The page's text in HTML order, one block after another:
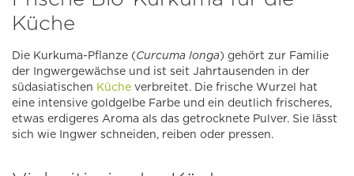
Küche
Die Kurkuma-Pflanze (Curcuma longa) gehört zur Familie
der Ingwergewächse und ist seit Jahrtausenden in der
südasiatischen Küche verbreitet. Die frische Wurzel hat
eine intensive goldgelbe Farbe und ein deutlich frischeres,
etwas erdigeres Aroma als das getrocknete Pulver. Sie lässt
sich wie Ingwer schneiden, reiben oder pressen.